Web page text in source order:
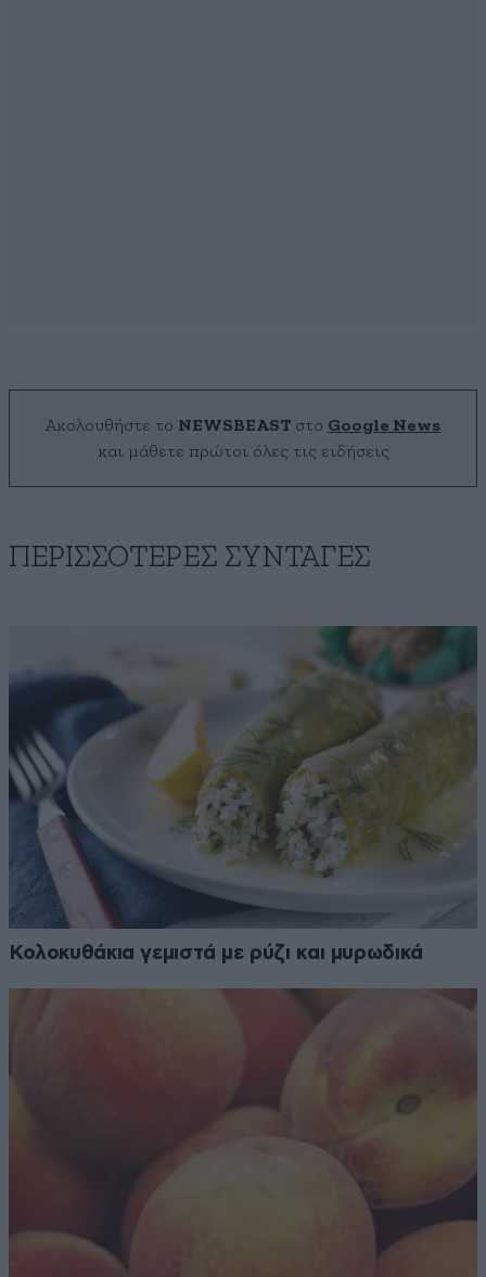
Ακολουθήστε το NEWSBEAST στο Google News
και μάθετε πρώτοι όλες τις ειδήσεις
ΠΕΡΙΣΣΟΤΕΡΕΣ ΣΥΝΤΑΓΕΣ
Κολοκυθάκια γεμιστά με ρύζι και μυρωδικά